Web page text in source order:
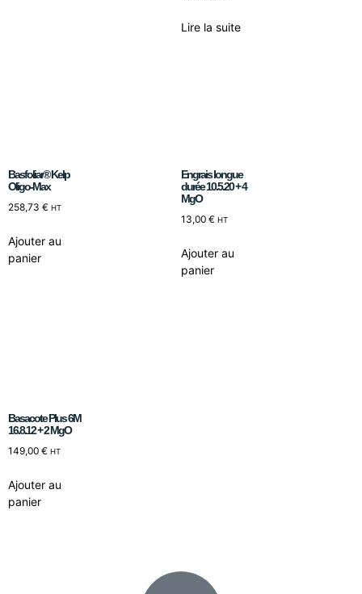
Lire la suite
Basfoliar® Kelp
Oligo-Max
258,73 € HT
Ajouter au
panier
Engrais longue
durée 10.5.20 + 4
MgO
13,00 € HT
Ajouter au
panier
Basacote Plus 6M
16.8.12 + 2 MgO
149,00 € HT
Ajouter au
panier